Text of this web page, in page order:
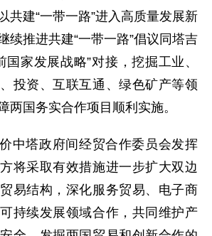
共建“一带一路”进入高质量发展新
续推进共建“一带一路”倡议同塔吉
国家发展战略”对接，挖掘工业、
投资、互联互通、绿色矿产等领
两国务实合作项目顺利实施。
中塔政府间经贸合作委员会发挥
将采取有效措施进一步扩大双边
易结构，深化服务贸易、电子商
持续发展领域合作，共同维护产